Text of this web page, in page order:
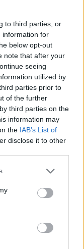
to third parties, or
information for
below opt-out
note that after your
seeing
utilized by
parties prior to
of the further
third parties on the
information may
the IAB’s List of
disclose it to other
πρέπει μόνο
ότι μία
παιχνίδι.
να
και τα
έχουν φτάσει
πρέπει να
πώς βλέπουμε
ποιο δρόμο θα
ότι από τα
να βγάλουμε τα
την
από τον
μιας ζώνης
συνεργασίας με